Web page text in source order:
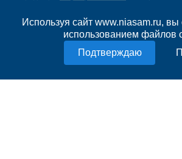
Используя сайт www.niasam.ru, вы
использованием файлов
Карта сайта
Нашли ошибку?
Политика конфиденциальности
Согласие на обработку персональных данных